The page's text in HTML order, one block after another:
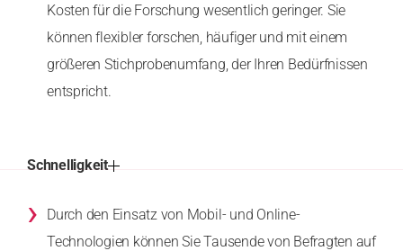
Kosten für die Forschung wesentlich geringer. Sie
können flexibler forschen, häufiger und mit einem
größeren Stichprobenumfang, der Ihren Bedürfnissen
entspricht.
Schnelligkeit
›
Durch den Einsatz von Mobil- und Online-
Technologien können Sie Tausende von Befragten auf